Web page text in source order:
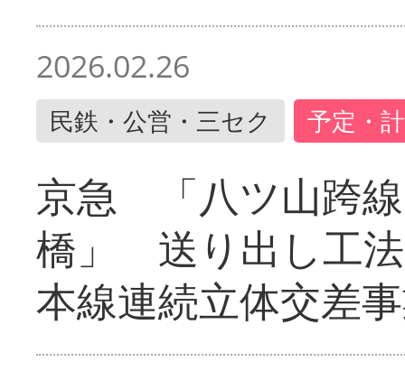
2026.02.26
民鉄・公営・三セク 予定・
京急 「八ツ山跨
橋」 送り出し工
本線連続立体交差